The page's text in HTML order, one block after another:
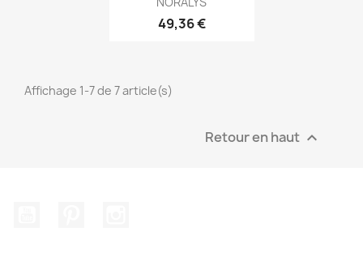
49,36 €
Affichage 1-7 de 7 article(s)
Retour en haut 